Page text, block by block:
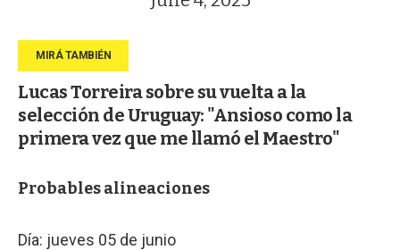
Lucas Torreira sobre su vuelta a la
selección de Uruguay: "Ansioso como la
primera vez que me llamó el Maestro"
Probables alineaciones
Día: jueves 05 de junio